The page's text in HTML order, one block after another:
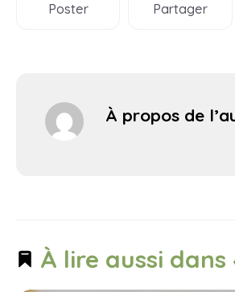
Poster Partager
À propos de
À lire aussi dans